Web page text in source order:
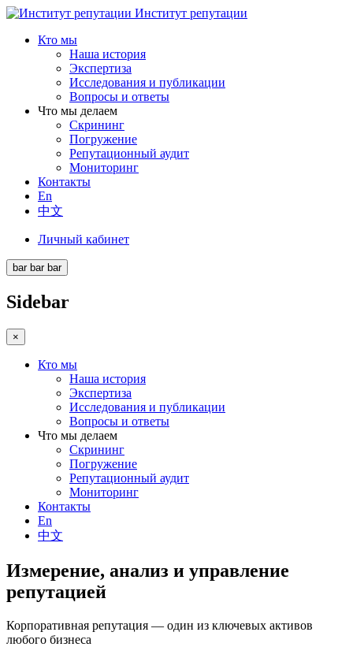
Институт репутации
Кто мы
Наша история
Экспертиза
Исследования и публикации
Вопросы и ответы
Что мы делаем
Скрининг
Погружение
Репутационный аудит
Мониторинг
Контакты
En
中文
Личный кабинет
bar bar bar
Sidebar
×
Кто мы
Наша история
Экспертиза
Исследования и публикации
Вопросы и ответы
Что мы делаем
Скрининг
Погружение
Репутационный аудит
Мониторинг
Контакты
En
中文
Измерение, анализ и управление
репутацией
Корпоративная репутация — один из ключевых активов
любого бизнеса